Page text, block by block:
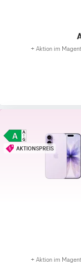
+ Aktion im
AKTIONSPREIS
+ Aktion im